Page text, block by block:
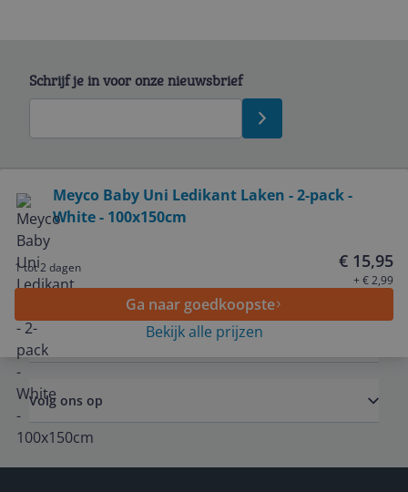
Meyco Baby Uni Ledikant Laken - 2-pack -
White - 100x150cm
1 tot 2 dagen € 15,95
+ € 2,99
Ga naar goedkoopste
Bekijk alle prijzen
Schrijf je in voor onze nieuwsbrief
Service
Algemeen
Zakelijk
Volg ons op